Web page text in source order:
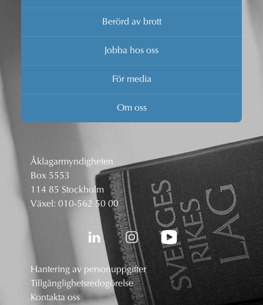
Berörd av brott
Jobba hos oss
För media
Om oss
Åklagarmyndigheten
Box 5553
114 85 Stockholm
Växel: 010-562 50 00
Hantering av personuppgifter
Tillgänglighetsredogörelse
Kontakta oss